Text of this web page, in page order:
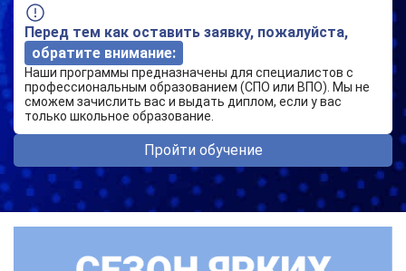
Перед тем как оставить заявку, пожалуйста,
обратите внимание:
Наши программы предназначены для специалистов с
профессиональным образованием (СПО или ВПО). Мы не
сможем зачислить вас и выдать диплом, если у вас
только школьное образование.
Пройти обучение